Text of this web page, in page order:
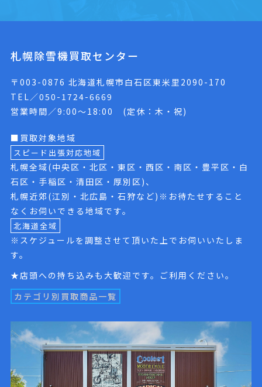
札幌除雪機買取センター
〒003-0876 北海道札幌市白石区東米里2090-170
TEL／050-1724-6669
営業時間／9:00〜18:00 (定休：木・祝)
■買取対象地域
スピード出張対応地域
札幌全域(中央区・北区・東区・西区・南区・豊平区・白
石区・手稲区・清田区・厚別区)、
札幌近郊(江別・北広島・石狩など)※お待たせすること
なくお伺いできる地域です。
北海道全域
※スケジュールを調整させて頂いた上でお伺いいたしま
す。
★店頭への持ち込みも大歓迎です。ご利用ください。
カテゴリ別買取商品一覧